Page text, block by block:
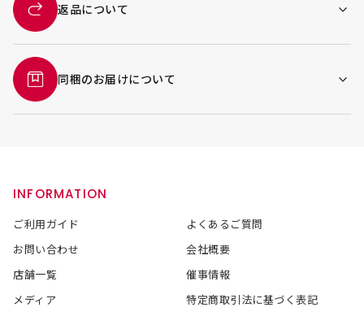
返品について
同梱のお届けについて
INFORMATION
ご利用ガイド
よくあるご質問
お問い合わせ
会社概要
店舗一覧
催事情報
メディア
特定商取引法に基づく表記